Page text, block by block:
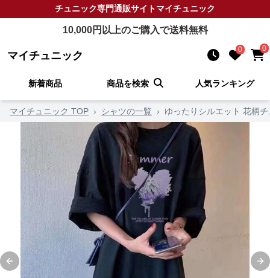
チュニック専門通販サイトマイチュニック
10,000円以上のご購入で送料無料
マイチュニック 0 0
新着商品 商品を検索 人気ランキング
マイチュニック TOP › シャツの一覧 › ゆったりシルエット 花柄
Previous slide